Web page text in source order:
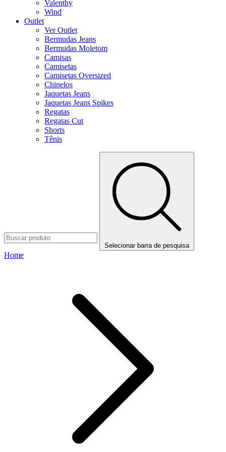
Valenthy
Wind
Outlet
Ver Outlet
Bermudas Jeans
Bermudas Moletom
Camisas
Camisetas
Camisetas Oversized
Chinelos
Jaquetas Jeans
Jaquetas Jeans Spikes
Regatas
Regatas Cut
Shorts
Tênis
Selecionar barra de pesquisa
Home